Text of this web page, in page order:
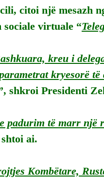
citoi një mesazh
virtuale “
kreu i
kryesorë
shkroi Presidenti
padurim të marr një
ai.
Kombëtare,